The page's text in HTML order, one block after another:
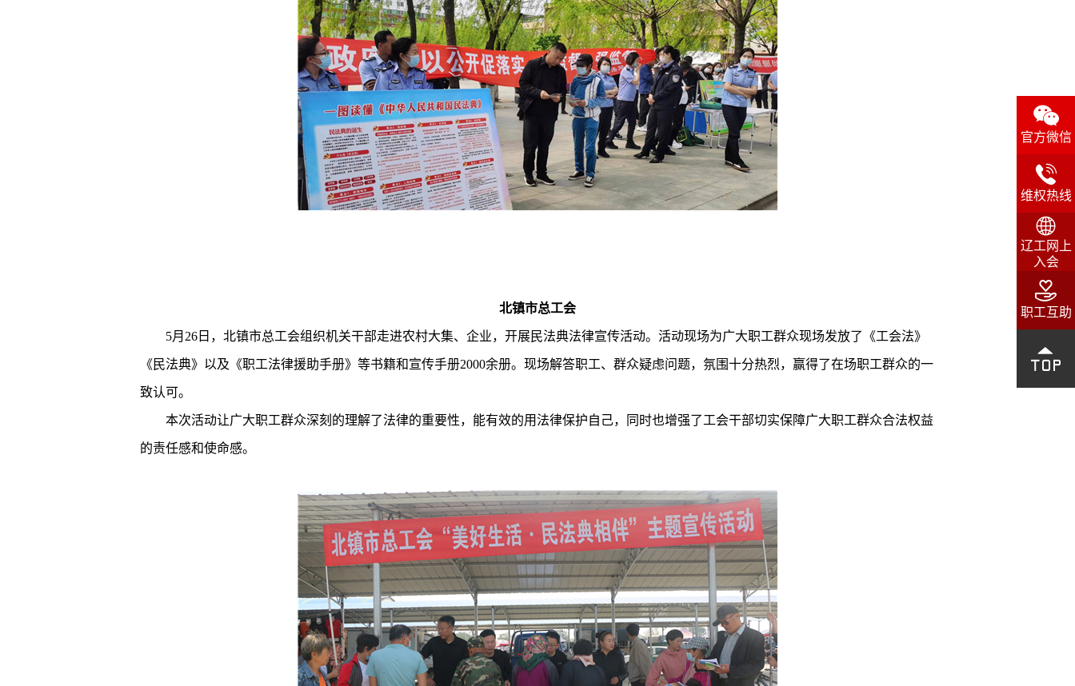

官方微信

维权热线

辽工网上
入会

职工互助

北镇市总工会
5月26日，北镇市总工会组织机关干部走进农村大集、企业，开展民法典法律宣传活动。活动现场为广大职工群众现场发放了《工会法》
《民法典》以及《职工法律援助手册》等书籍和宣传手册2000余册。现场解答职工、群众疑虑问题，氛围十分热烈，赢得了在场职工群众的一
致认可。
本次活动让广大职工群众深刻的理解了法律的重要性，能有效的用法律保护自己，同时也增强了工会干部切实保障广大职工群众合法权益
的责任感和使命感。